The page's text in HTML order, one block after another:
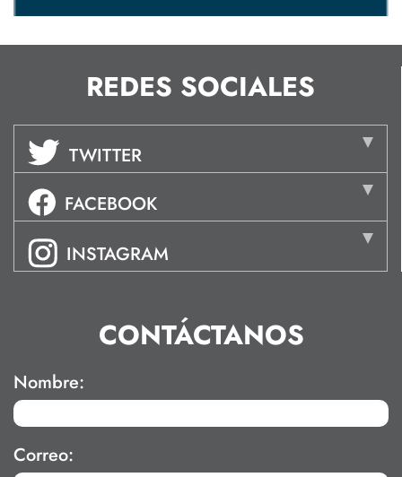
REDES SOCIALES
TWITTER
FACEBOOK
INSTAGRAM
CONTÁCTANOS
Nombre:
Correo: